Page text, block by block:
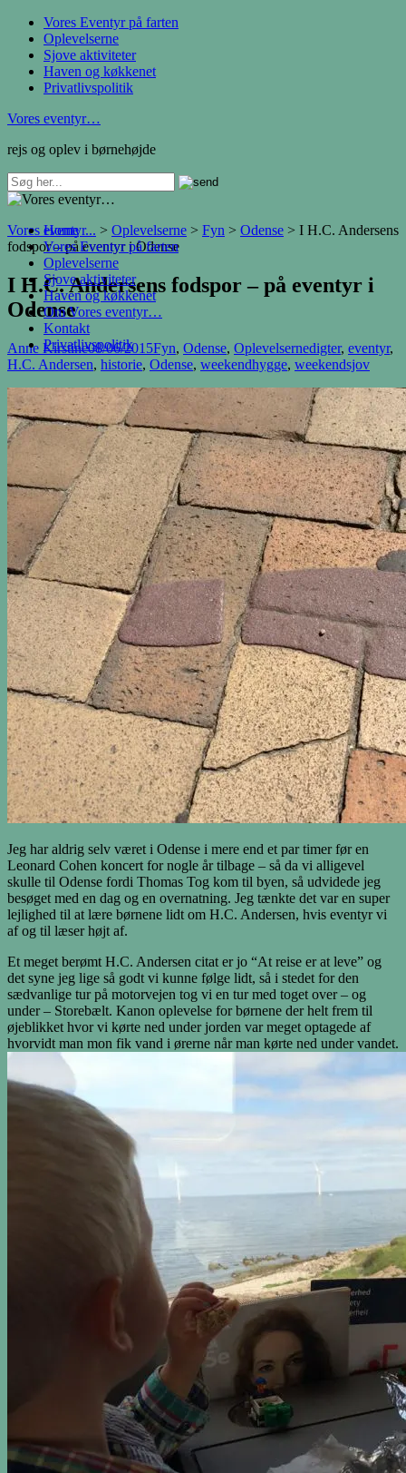
Vores Eventyr på farten
Oplevelserne
Sjove aktiviteter
Haven og køkkenet
Privatlivspolitik
Vores eventyr…
rejs og oplev i børnehøjde
Home
Vores Eventyr på farten
Oplevelserne
Sjove aktiviteter
Haven og køkkenet
Om Vores eventyr…
Kontakt
Privatlivspolitik
Vores eventyr... > Oplevelserne > Fyn > Odense > I H.C. Andersens
fodspor – på eventyr i Odense
I H.C. Andersens fodspor – på eventyr i
Odense
Anne Kirstine08/06/2015Fyn, Odense, Oplevelsernedigter, eventyr,
H.C. Andersen, historie, Odense, weekendhygge, weekendsjov
Jeg har aldrig selv været i Odense i mere end et par timer før en
Leonard Cohen koncert for nogle år tilbage – så da vi alligevel
skulle til Odense fordi Thomas Tog kom til byen, så udvidede jeg
besøget med en dag og en overnatning. Jeg tænkte det var en super
lejlighed til at lære børnene lidt om H.C. Andersen, hvis eventyr vi
af og til læser højt af.
Et meget berømt H.C. Andersen citat er jo “At reise er at leve” og
det syne jeg lige så godt vi kunne følge lidt, så i stedet for den
sædvanlige tur på motorvejen tog vi en tur med toget over – og
under – Storebælt. Kanon oplevelse for børnene der helt frem til
øjeblikket hvor vi kørte ned under jorden var meget optagede af
hvorvidt man mon fik vand i ørerne når man kørte ned under vandet.